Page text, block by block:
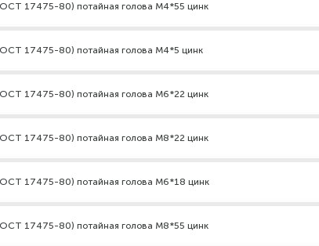
17475-80) потайная голова М4*55 цинк
17475-80) потайная голова М4*5 цинк
17475-80) потайная голова М6*22 цинк
17475-80) потайная голова М8*22 цинк
17475-80) потайная голова М6*18 цинк
17475-80) потайная голова М8*55 цинк